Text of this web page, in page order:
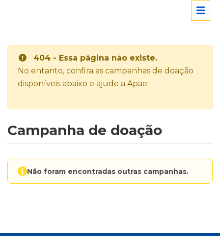
404 - Essa página não existe.
No entanto, confira as campanhas de doação
disponíveis abaixo e ajude a Apae:
Campanha de doação
Não foram encontradas outras campanhas.